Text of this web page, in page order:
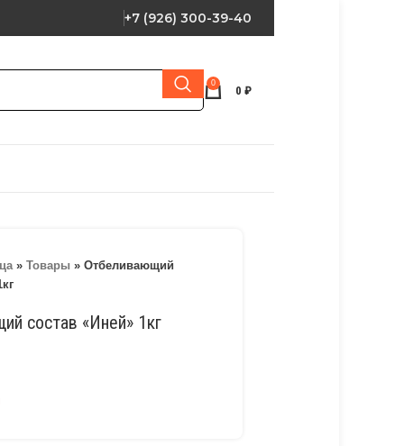
+7 (926) 300-39-40
0
0 ₽
» Товары » Отбеливающий
состав «Иней» 1кг